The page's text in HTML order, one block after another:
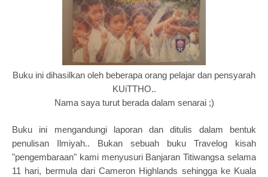
Buku ini dihasilkan oleh beberapa orang pelajar dan pensyarah
KUiTTHO..
Nama saya turut berada dalam senarai ;)
Buku ini mengandungi laporan dan ditulis dalam bentuk
penulisan Ilmiyah.. Bukan sebuah buku Travelog kisah
"pengembaraan" kami menyusuri Banjaran Titiwangsa selama
11 hari, bermula dari Cameron Highlands sehingga ke Kuala